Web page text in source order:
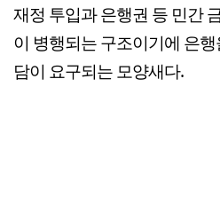
재정 투입과 은행권 등 민간
이 병행되는 구조이기에 은
담이 요구되는 모양새다.